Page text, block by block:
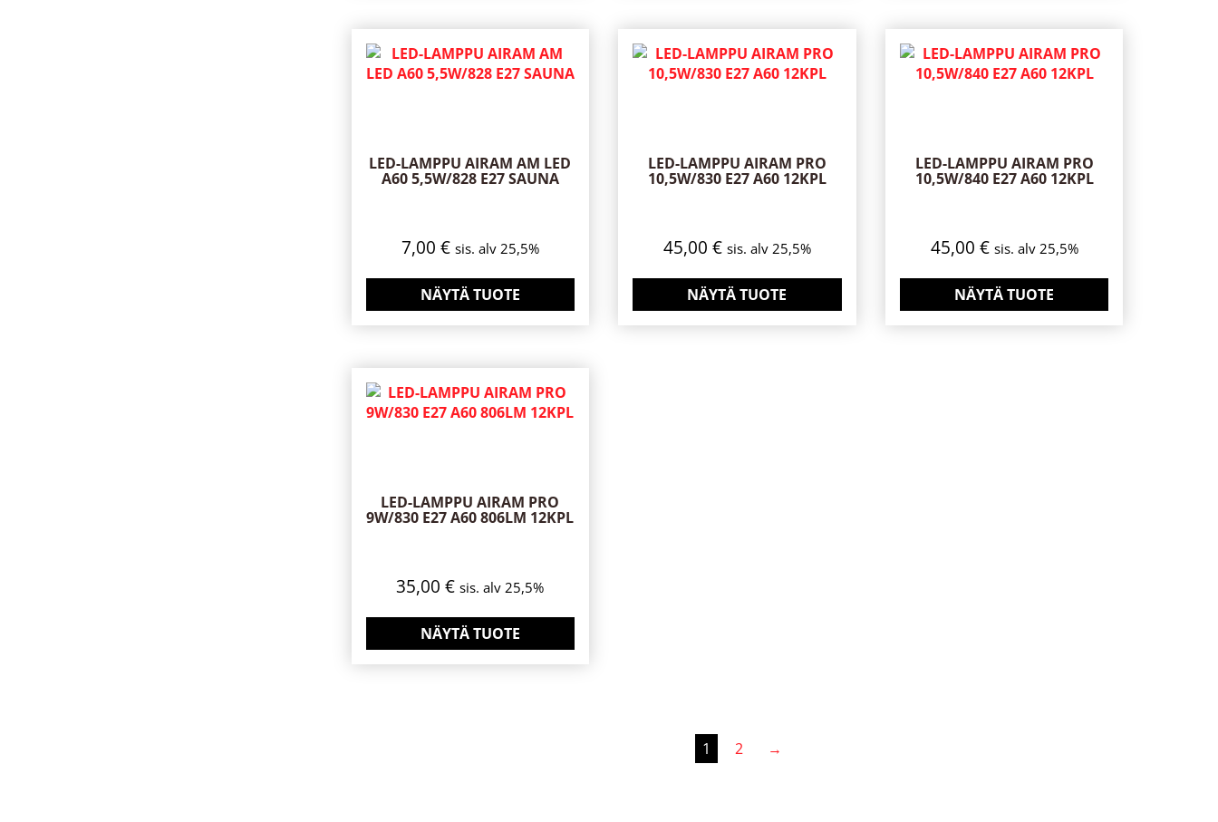
LED-LAMPPU AIRAM AM LED
A60 5,5W/828 E27 SAUNA
7,00 € sis. alv 25,5%
NÄYTÄ TUOTE
LED-LAMPPU AIRAM PRO
10,5W/830 E27 A60 12KPL
45,00 € sis. alv 25,5%
NÄYTÄ TUOTE
LED-LAMPPU AIRAM PRO
10,5W/840 E27 A60 12KPL
45,00 € sis. alv 25,5%
NÄYTÄ TUOTE
LED-LAMPPU AIRAM PRO
9W/830 E27 A60 806LM 12KPL
35,00€ sis. alv 25,5%
NÄYTÄ TUOTE
1 2 →